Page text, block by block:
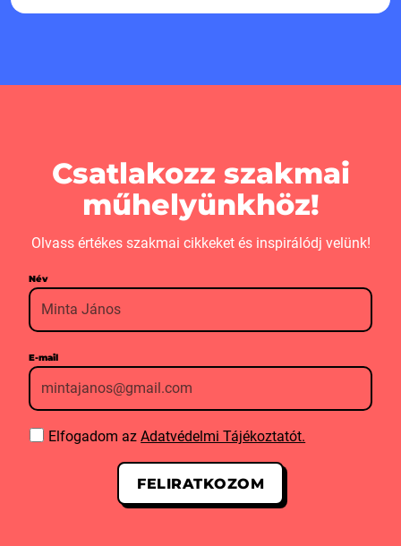
Csatlakozz szakmai
műhelyünkhöz!
Olvass értékes szakmai cikkeket és inspirálódj velünk!
Név
E-mail
Elfogadom azAdatvédelmi Tájékoztatót.